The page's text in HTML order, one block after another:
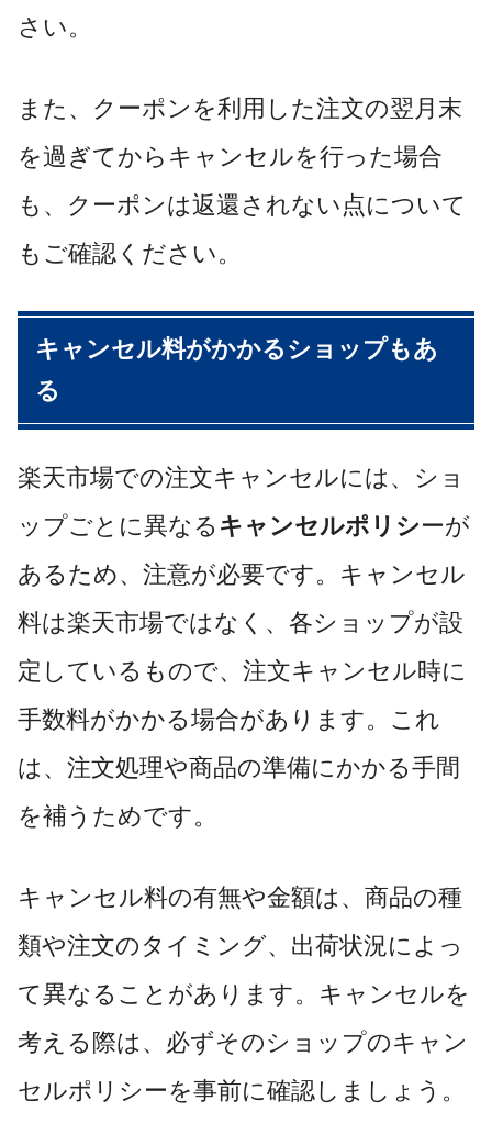
さい。
また、クーポンを利用した注文の翌月末
を過ぎてからキャンセルを行った場合
も、クーポンは返還されない点について
もご確認ください。
キャンセル料がかかるショップもあ
る
楽天市場での注文キャンセルには、ショ
ップごとに異なる キャンセルポリシーが
あるため、注意が必要です。キャンセル
料は楽天市場ではなく、各ショップが設
定しているもので、注文キャンセル時に
手数料がかかる場合があります。これ
は、注文処理や商品の準備にかかる手間
を補うためです。
キャンセル料の有無や金額は、商品の種
類や注文のタイミング、出荷状況によっ
て異なることがあります。キャンセルを
考える際は、必ずそのショップのキャン
セルポリシーを事前に確認しましょう。